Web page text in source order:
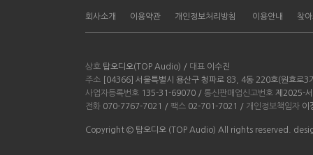
회사소개 이용약관 개인정보처리방침 이용안내 찾
상호 탑오디오(TOP Audio) / 대표 이수진
주소 [04366] 서울특별시 용산구 청파로 83, 4동 220호(원효로3
사업자등록번호 135-31-69070 / 통신판매업신고번호 제2025-
전화 070-7767-7021 / 팩스 02-701-7021 / 개인정보책임자 이
Copyright © 탑오디오 (TOP Audio) All rights reserved.